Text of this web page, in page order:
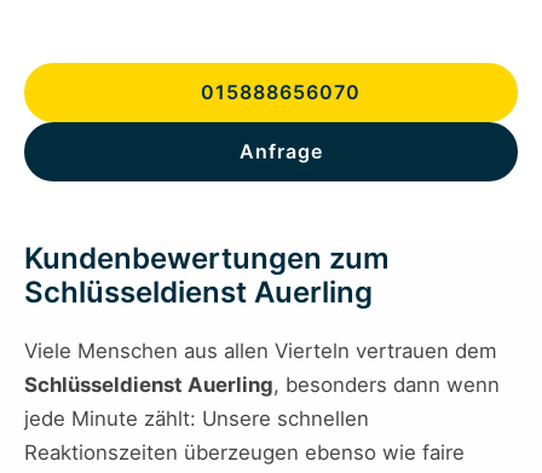
015888656070
Anfrage
Kundenbewertungen zum
Schlüsseldienst Auerling
Viele Menschen aus allen Vierteln vertrauen dem
Schlüsseldienst Auerling, besonders dann wenn
jede Minute zählt: Unsere schnellen
Reaktionszeiten überzeugen ebenso wie faire